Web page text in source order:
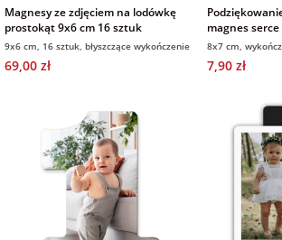
opakowania
na Dzień Kobiet
na mikołajki
na prezent
świąteczny
dla przyjaciela
Magnesy ze zdjęciem na lodówkę
prostokąt 9x6 cm 16 sztuk
9x6 cm, 16 sztuk, błyszczące wykończenie
69,00 zł
magnes
wykończenie
8x7 cm,
7,90 zł